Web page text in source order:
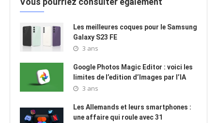
Les meilleures coques pour le Samsung
Galaxy S23 FE
3 ans
Google Photos Magic Editor : voici les
limites de l’edition d’Images par l’IA
3 ans
Les Allemands et leurs smartphones :
une affaire qui roule avec 31